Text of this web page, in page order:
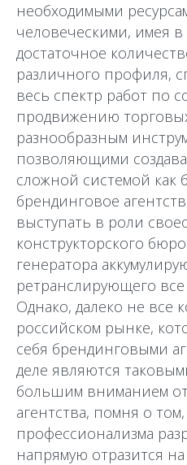
необходимыми
человеческими, имея
достаточное
различного профиля,
весь спектр работ по
продвижению
разнообразным
позволяющими
сложной системой как
брендинговое
выступать в роли
конструкторского
генератора
ретранслирующего
Однако, далеко не все
российском рынке,
себя брендинговыми
деле являются
большим вниманием
агентства, помня о
профессионализма
напрямую отразится